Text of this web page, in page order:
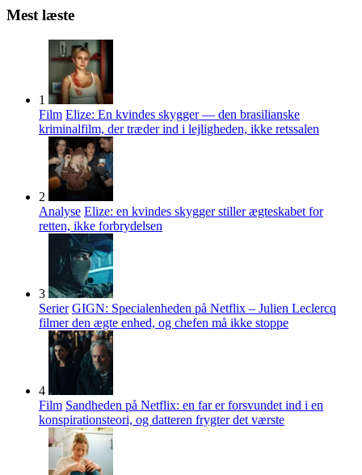
Mest læste
1
Film Elize: En kvindes skygger — den brasilianske
kriminalfilm, der træder ind i lejligheden, ikke retssalen
2
Analyse Elize: en kvindes skygger stiller ægteskabet for
retten, ikke forbrydelsen
3
Serier GIGN: Specialenheden på Netflix – Julien Leclercq
filmer den ægte enhed, og chefen må ikke stoppe
4
Film Sandheden på Netflix: en far er forsvundet ind i en
konspirationsteori, og datteren frygter det værste